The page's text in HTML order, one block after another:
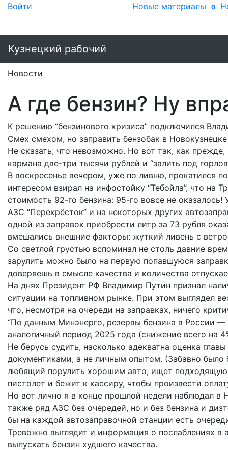
Войти Новые материалы 0
Кузнецкий рабочий
Новости
А где бензин? Ну
К решению “бензинового кризиса” подключился
Смех смехом, но заправить бензобак в
Не сказать, что невозможно. Но вот так, как
кармана две-три тысячи рублей и “залить под
В воскресенье вечером, уже по ливню, прокатился
интересом взирал на инфостойку “Тебойла”, что на
стоимость 92-го бензина: 95-го вовсе не
АЗС “Перекрёсток” и на некоторых других
одной из заправок приобрести литр за 73 рубля
вмешались внешние факторы: жуткий ливень с
Со светлой грустью вспоминал не столь давние
зарулить можно было на первую попавшуюся
доверяешь в смысле качества и количества
На днях Президент РФ Владимир Путин признал
ситуации на топливном рынке. При этом выглядел
что, несмотря на очереди на заправках, ничего
“По данным Минэнерго, резервы бензина в России
аналогичный период 2025 года (снижение всего на
Не берусь судить, насколько адекватна оценка
документиками, а не личным опытом. (Забавно было
любящий порулить хорошим авто, ищет подходящую
пистолет и бежит к кассиру, чтобы произвести
Но вот лично я в конце прошлой недели наблюдал в
также ряд АЗС без очередей, но и без бензина и
бы на каждой автозаправочной станции есть
Тревожно выглядит и информация о послаблениях
выпускать бензин худшего качества.